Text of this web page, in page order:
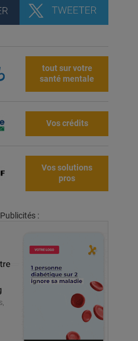
tout sur votre
santé mentale
Vos crédits
Vos solutions
pros
Publicités :